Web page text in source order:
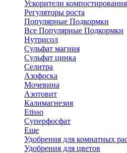
Ускорители
Регуляторы роста
Популярные Подкормки
Все Популярные Подкормки
Нутрисол
Сульфат магния
Сульфат цинка
Селитра
Азофоска
Мочевина
Азотовит
Калимагнезия
Etisso
Суперфосфат
Еще
Удобрения для комнатных
Удобрения для цветов